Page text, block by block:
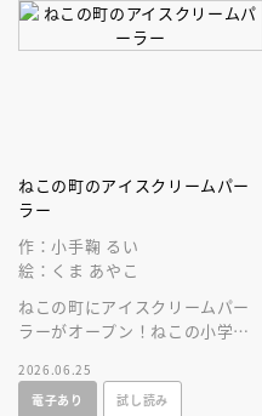
ねこの町のアイスクリームパー
ラー
作：小手鞠 るい
絵：くま あやこ
ねこの町にアイスクリームパー
ラーがオープン！ねこの小学
それぞれの理想のフレーバーを
注文するよ！
2026.06.25
電子あり
試し読み